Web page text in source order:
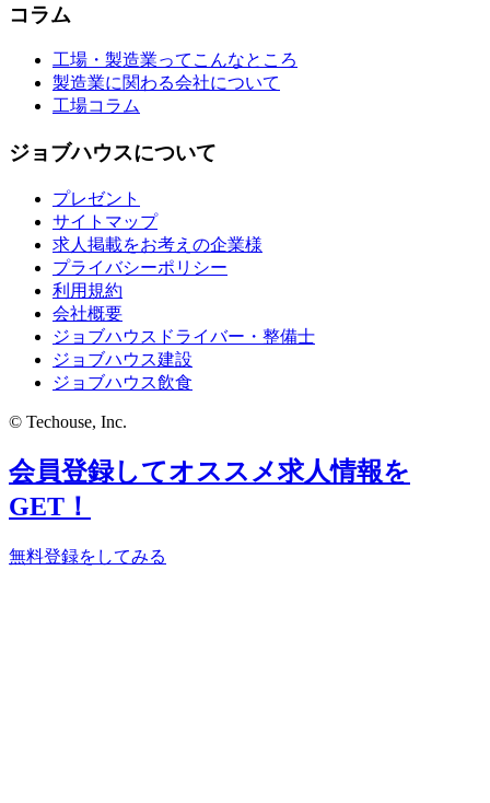
コラム
工場・製造業ってこんなところ
製造業に関わる会社について
工場コラム
ジョブハウスについて
プレゼント
サイトマップ
求人掲載をお考えの企業様
プライバシーポリシー
利用規約
会社概要
ジョブハウスドライバー・整備士
ジョブハウス建設
ジョブハウス飲食
© Techouse, Inc.
会員登録してオススメ求人情報を
GET！
無料登録をしてみる